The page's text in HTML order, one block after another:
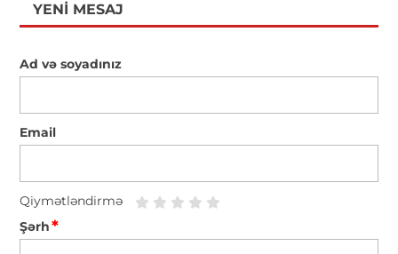
YENI MESAJ
Ad və soyadınız
Email
Qiymətləndirmə
Şərh*